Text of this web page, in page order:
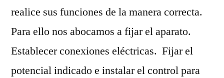
realice sus funciones de la manera correcta.
Para ello nos abocamos a fijar el aparato.
Establecer conexiones eléctricas. Fijar el
potencial indicado e instalar el control para